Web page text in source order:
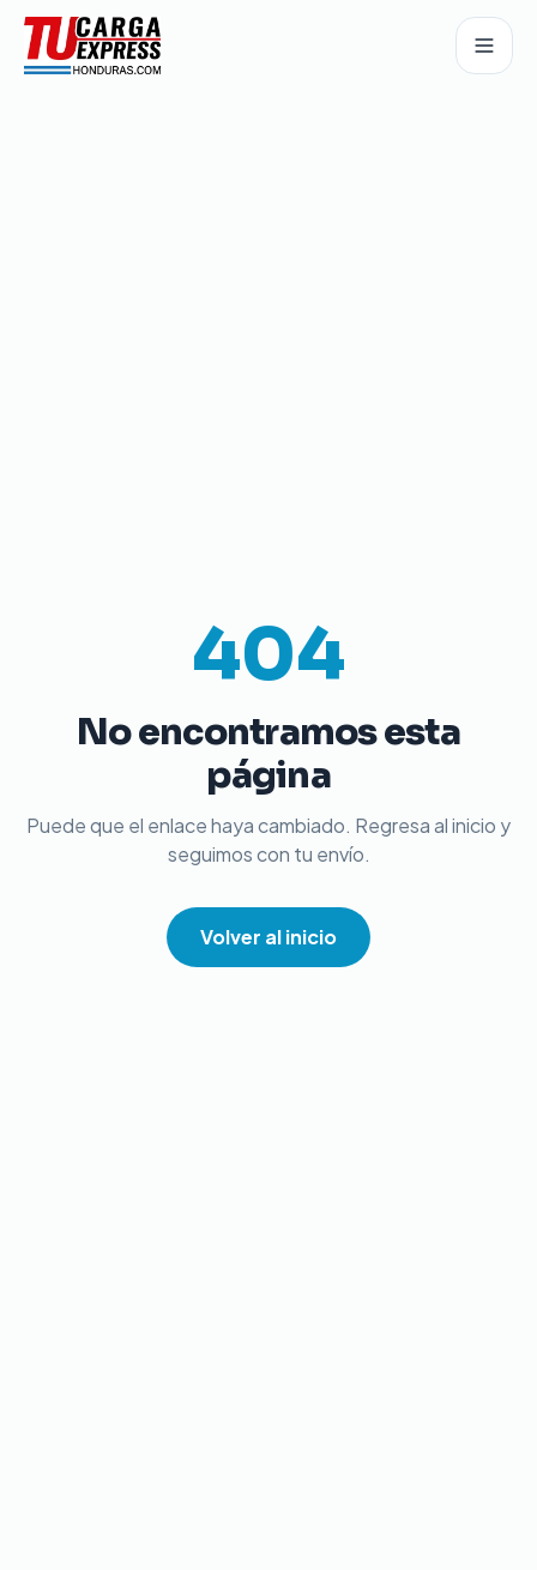
404
No encontramos esta
página
Puede que el enlace haya cambiado. Regresa al inicio y
seguimos con tu envío.
Volver al inicio